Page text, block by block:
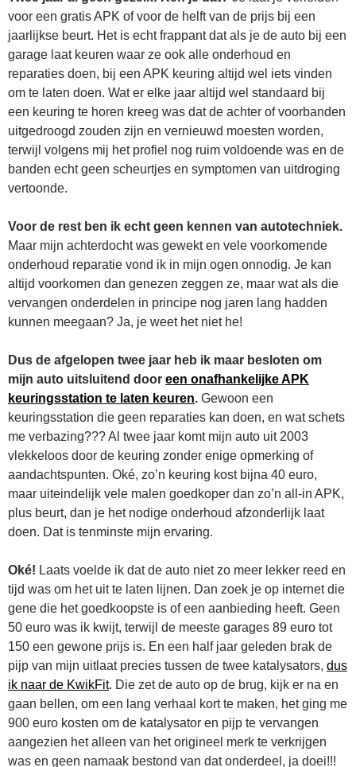
voor een gratis APK of voor de helft van de prijs bij een
jaarlijkse beurt. Het is echt frappant dat als je de auto bij een
garage laat keuren waar ze ook alle onderhoud en
reparaties doen, bij een APK keuring altijd wel iets vinden
om te laten doen. Wat er elke jaar altijd wel standaard bij
een keuring te horen kreeg was dat de achter of voorbanden
uitgedroogd zouden zijn en vernieuwd moesten worden,
terwijl volgens mij het profiel nog ruim voldoende was en de
banden echt geen scheurtjes en symptomen van uitdroging
vertoonde.
Voor de rest ben ik echt geen kennen van autotechniek.
Maar mijn achterdocht was gewekt en vele voorkomende
onderhoud reparatie vond ik in mijn ogen onnodig. Je kan
altijd voorkomen dan genezen zeggen ze, maar wat als die
vervangen onderdelen in principe nog jaren lang hadden
kunnen meegaan? Ja, je weet het niet he!
Dus de afgelopen twee jaar heb ik maar besloten om
mijn auto uitsluitend door een onafhankelijke APK
keuringsstation te laten keuren. Gewoon een
keuringsstation die geen reparaties kan doen, en wat schets
me verbazing??? Al twee jaar komt mijn auto uit 2003
vlekkeloos door de keuring zonder enige opmerking of
aandachtspunten. Oké, zo’n keuring kost bijna 40 euro,
maar uiteindelijk vele malen goedkoper dan zo’n all-in APK,
plus beurt, dan je het nodige onderhoud afzonderlijk laat
doen. Dat is tenminste mijn ervaring.
Oké! Laats voelde ik dat de auto niet zo meer lekker reed en
tijd was om het uit te laten lijnen. Dan zoek je op internet die
gene die het goedkoopste is of een aanbieding heeft. Geen
50 euro was ik kwijt, terwijl de meeste garages 89 euro tot
150 een gewone prijs is. En een half jaar geleden brak de
pijp van mijn uitlaat precies tussen de twee katalysators, dus
ik naar de KwikFit. Die zet de auto op de brug, kijk er na en
gaan bellen, om een lang verhaal kort te maken, het ging me
900 euro kosten om de katalysator en pijp te vervangen
aangezien het alleen van het origineel merk te verkrijgen
was en geen namaak bestond van dat onderdeel, ja doei!!!